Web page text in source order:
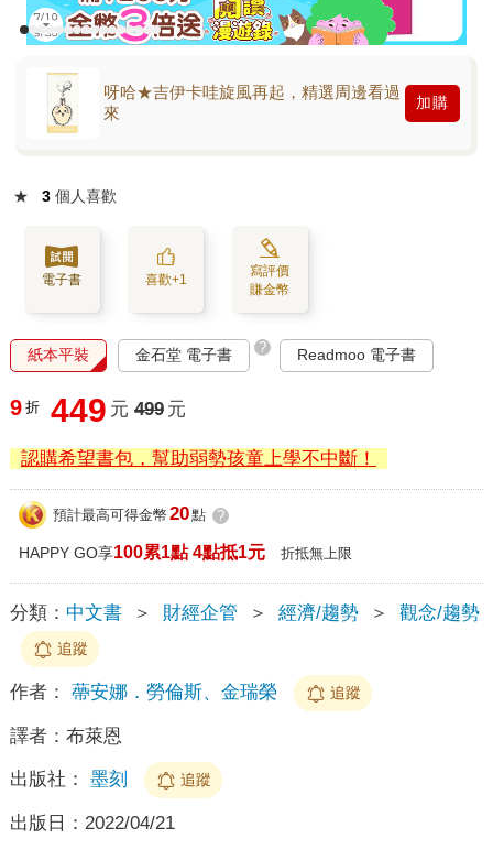
呀哈★吉伊卡哇旋風再起，精選周邊看過
來
加購
★ 3 個人喜歡
電子書 喜歡+1
寫評價
賺金幣
紙本平裝 金石堂 電子書 ? Readmoo 電子書
9 折 449 元 499 元
認購希望書包，幫助弱勢孩童上學不中斷！
預計最高可得金幣 20點 ?
HAPPY GO享100累1點 4點抵1元 折抵無上限
分類： 中文書 ＞ 財經企管 ＞ 經濟/趨勢 ＞ 觀念/趨勢
追蹤
作者： 蔕安娜．勞倫斯、金瑞榮 追蹤
譯者： 布萊恩
出版社： 墨刻 追蹤
出版日： 2022/04/21